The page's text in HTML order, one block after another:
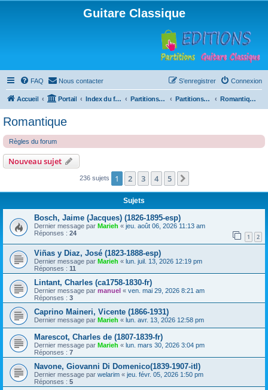
Guitare Classique
FAQ Nous contacter Connexion
S’enregistrer
Accueil Portail Index du forum Partitions pour guitare en libre téléchargement Partitions classées par compositeur Romantique
Romantique
Règles du forum
Nouveau sujet
236 sujets 1 2 3 4 5
Sujets
Bosch, Jaime (Jacques) (1826-1895-esp)
Dernier message par Marieh « jeu. août 06, 2026 11:13 am
Réponses : 24 1 2
Viñas y Diaz, José (1823-1888-esp)
Dernier message par Marieh « lun. juil. 13, 2026 12:19 pm
Réponses : 11
Lintant, Charles (ca1758-1830-fr)
Dernier message par manuel « ven. mai 29, 2026 8:21 am
Réponses : 3
Caprino Maineri, Vicente (1866-1931)
Dernier message par Marieh « lun. avr. 13, 2026 12:58 pm
Marescot, Charles de (1807-1839-fr)
Dernier message par Marieh « lun. mars 30, 2026 3:04 pm
Réponses : 7
Navone, Giovanni Di Domenico(1839-1907-itl)
Dernier message par welarim « jeu. févr. 05, 2026 1:50 pm
Réponses : 5